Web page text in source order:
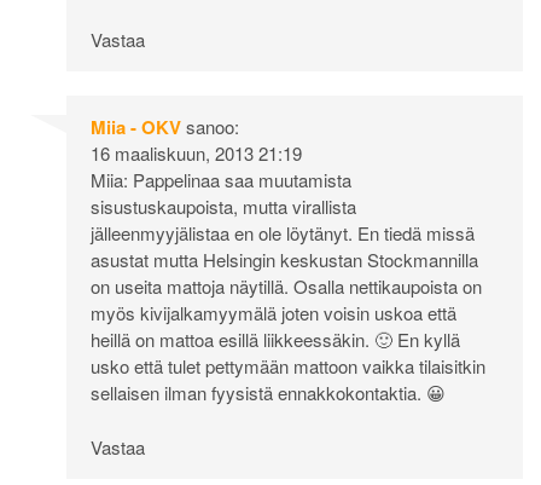
Vastaa
Miia - OKVsanoo:
16 maaliskuun, 2013 21:19
Miia: Pappelinaa saa muutamista
sisustuskaupoista, mutta virallista
jälleenmyyjälistaa en ole löytänyt. En tiedä missä
asustat mutta Helsingin keskustan Stockmannilla
on useita mattoja näytillä. Osalla nettikaupoista on
myös kivijalkamyymälä joten voisin uskoa että
heillä on mattoa esillä liikkeessäkin. 🙂 En kyllä
usko että tulet pettymään mattoon vaikka tilaisitkin
sellaisen ilman fyysistä ennakkokontaktia. 😀
Vastaa